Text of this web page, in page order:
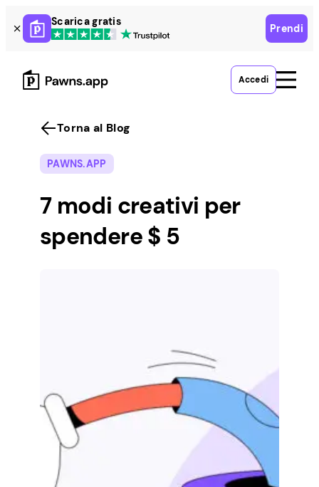
Skip
to
content
Scarica gratis
Prendi
Accedi
Torna al Blog
PAWNS.APP
7 modi creativi per
spendere $ 5